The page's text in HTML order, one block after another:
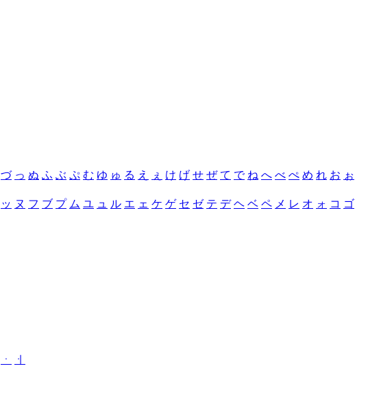
づ っ ぬ ふ ぶ ぷ む ゆ ゅ る え ぇ け げ せ ぜ て で ね へ べ ぺ め れ お ぉ
ッ ヌ フ ブ プ ム ユ ュ ル エ ェ ケ ゲ セ ゼ テ デ ヘ ベ ペ メ レ オ ォ コ ゴ
ㆍ
ㆎ